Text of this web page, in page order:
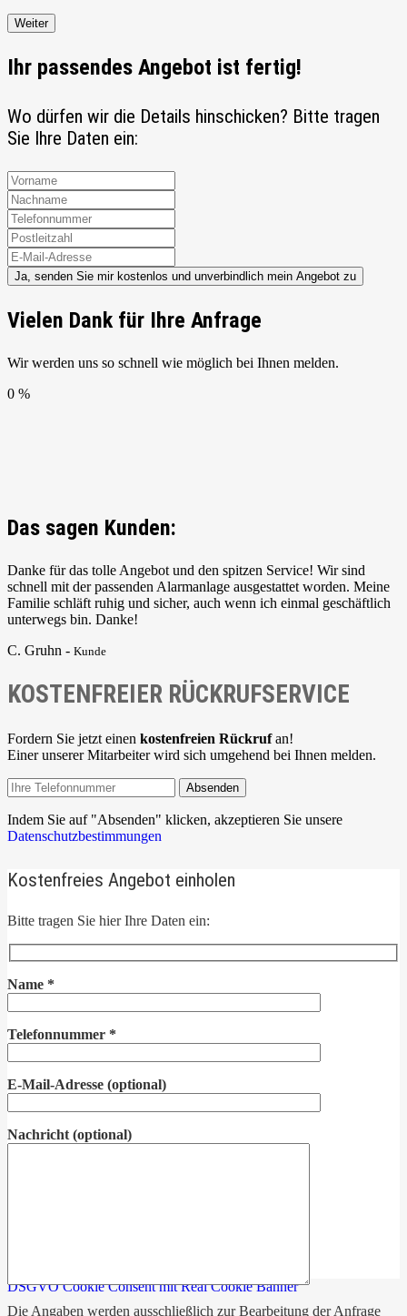
Weiter
Ihr passendes Angebot ist fertig!
Wo dürfen wir die Details hinschicken? Bitte tragen
Sie Ihre Daten ein:
Ja, senden Sie mir kostenlos und unverbindlich mein Angebot zu
Vielen Dank für Ihre Anfrage
Wir werden uns so schnell wie möglich bei Ihnen melden.
0 %
Das sagen Kunden:
Danke für das tolle Angebot und den spitzen Service! Wir sind
schnell mit der passenden Alarmanlage ausgestattet worden. Meine
Familie schläft ruhig und sicher, auch wenn ich einmal geschäftlich
unterwegs bin. Danke!
C. Gruhn - Kunde
KOSTENFREIER RÜCKRUFSERVICE
Fordern Sie jetzt einen kostenfreien Rückrufan!
Einer unserer Mitarbeiter wird sich umgehend bei Ihnen melden.
Absenden
Indem Sie auf "Absenden" klicken, akzeptieren Sie unsere
Datenschutzbestimmungen
Kostenfreies Angebot einholen
Bitte tragen Sie hier Ihre Daten ein:
Name *
Telefonnummer *
E-Mail-Adresse (optional)
Nachricht (optional)
Die Angaben werden ausschließlich zur Bearbeitung der Anfrage
DSGVO Cookie Consent mit Real Cookie Banner